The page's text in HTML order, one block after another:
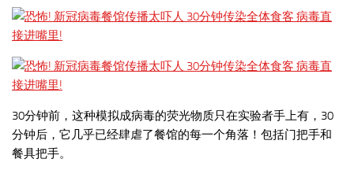
30分钟前，这种模拟成病毒的荧光物质只在实验者手上有，30
分钟后，它几乎已经肆虐了餐馆的每一个角落！包括门把手和
餐具把手。